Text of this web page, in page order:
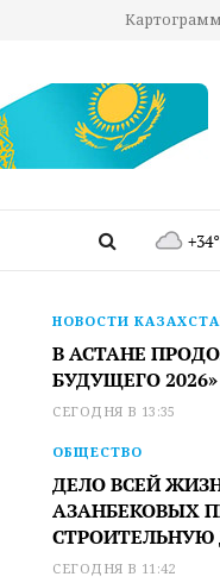
НОВОСТИ
В АСТАНЕ
БУДУЩЕГО 2026»
СЕГОДНЯ В 13:35
ОБЩЕСТВО
ДЕЛО ВСЕЙ
АЗАНБЕКОВЫХ
СЕГОДНЯ В 11:42